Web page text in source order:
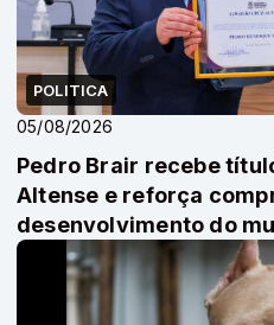
POLITICA
05/08/2026
Pedro Brair recebe
Altense e reforça
desenvolvimento do